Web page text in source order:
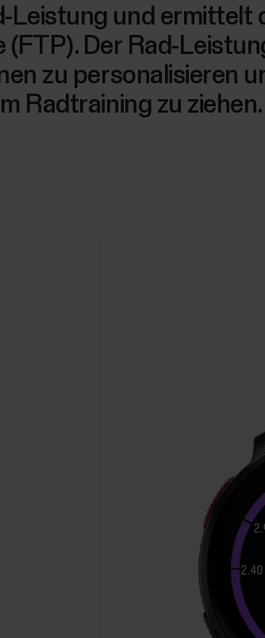
Leistung und ermittelt
Der Rad-
zu personalisieren
Radtraining zu ziehen.